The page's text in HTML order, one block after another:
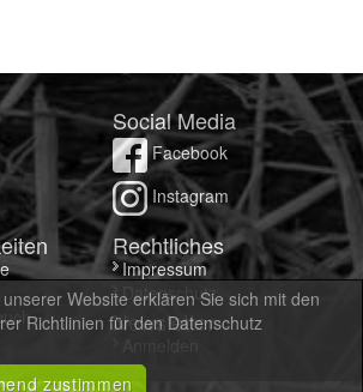
Social Media
Facebook
Instagram
Rechtliches
Impressum
Datenschutz
Newsletter
Website erklären Sie sich mit den
Richtlinien für den Datenschutz
zustimmen